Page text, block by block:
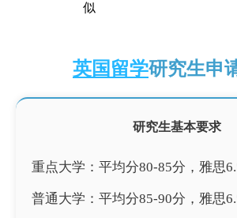
似
英国留学研究生申
研究生基本要求
重点大学：平均分80-85分，雅思
普通大学：平均分85-90分，雅思